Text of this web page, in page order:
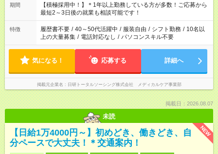
はプライベートの時間にしたい」 など、ご希望を教えてくださ
いね。 ※Wワーク希望の方へ 今ご覧のお仕事で希望する勤務時
間と、もう1つのお仕事の勤務時間。 合計で週40時間を超える
場合は応募できません。
期間
【積極採用中！】＊1年以上勤務している方が多数！ご応募から
最短2～3日後の就業も相談可能です！
特徴 履歴書不要 / 40～50代活躍中 / 服装自由 / シフト勤務 / 10名以
上の大量募集 / 電話対応なし / パソコンスキル不要
気になる！ 応募する 詳細へ
掲載元企業名 日研トータルソーシング株式会社 メディカルケア事業部
掲載日：2026.08.07
未読
NEW
【日給1万4000円～】初めどき、働きどき、自
分ペースで大丈夫！＊交通案内！